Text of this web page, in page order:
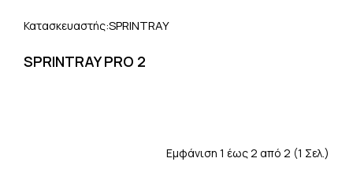
SPRINTRAY PRO 2
Κατασκευαστής:SPRINTRAY
Εμφάνιση 1 έως 2 από 2 (1 Σελ.)